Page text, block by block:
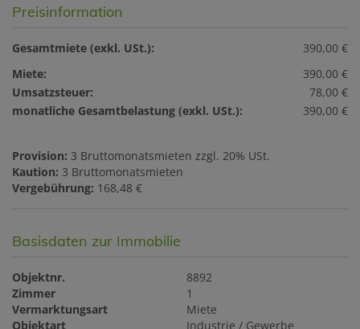
Preisinformation
Gesamtmiete (exkl. USt.):
390,00 €
Miete:
390,00 €
Umsatzsteuer:
78,00 €
monatliche Gesamtbelastung (exkl. USt.):
390,00 €
Provision: 3 Bruttomonatsmieten zzgl. 20% USt.
Kaution: 3 Bruttomonatsmieten
Vergebührung: 168,48 €
Basisdaten zur Immobilie
Objektnr.
8892
Zimmer
1
Vermarktungsart
Miete
Objektart
Industrie / Gewerbe